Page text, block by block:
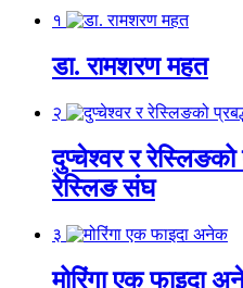
१
डा. रामशरण महत
२
दुप्चेश्वर र रेस्लिङको
रेस्लिङ संघ
३
मोरिंगा एक फाइदा